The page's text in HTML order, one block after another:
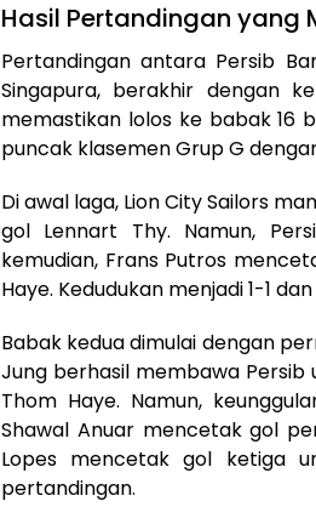
Hasil Pertandingan yang
Pertandingan antara Persib
Singapura, berakhir dengan
memastikan lolos ke babak 16
puncak klasemen Grup G
Di awal laga, Lion City Sailors
gol Lennart Thy. Namun,
kemudian, Frans Putros
Haye. Kedudukan menjadi 1-1
Babak kedua dimulai dengan
Jung berhasil membawa
Thom Haye. Namun,
Shawal Anuar mencetak gol
Lopes mencetak gol ketiga
pertandingan.